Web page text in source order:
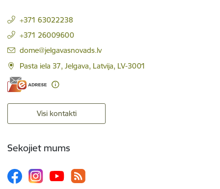
+371 63022238
+371 26009600
E-pasts:
dome@jelgavasnovads.lv
Pasta iela 37, Jelgava, Latvija, LV-3001
Visi kontakti
Sekojiet mums